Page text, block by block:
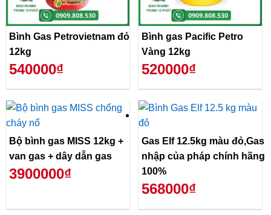
Bình Gas Petrovietnam đỏ
12kg
540000₫
Bình gas Pacific Petro
Vàng 12kg
520000₫
Bộ bình gas MISS 12kg +
van gas + dây dẫn gas
3900000₫
Gas Elf 12.5kg màu đỏ,Gas
nhập của pháp chính hãng
100%
568000₫